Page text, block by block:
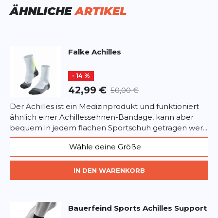
und fördert somit die Durchblutung.
Stabilisierung des Knöchels durch eine
Optimale Passform durch patentierte rechte
und linke Polsterung sowie Zehenbox.
Kann in fast jedem Sportschuh getragen
werden, da die Noppen oberhalb des Schuhrandes
im Socken platziert sind.
Material: 35% Polyamid, 34% Polypropylen, 15%
Lyocell, 10% Elasthan, 6% Polyester.
Vorname
Rezension
Rezension
Pflichtfelder
BEWERTUNG HINZUFÜGEN
Dieses Formular ist durch reCAPTCHA geschützt – es gelten die
DatenschutzbestimmungenundNutzungsbedingungenvon
ÄHNLICHEARTIKEL
Falke Achilles
- 14 %
42,99 € 50,00 €
Der Achilles ist ein Medizinprodukt und funktioniert
ähnlich einer Achillessehnen-Bandage, kann aber
bequem in jedem flachen Sportschuh getragen wer...
Wähle deine Größe
IN DEN WARENKORB
Bauerfeind Sports Achilles Support